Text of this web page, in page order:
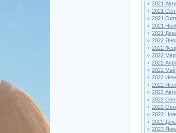
2021
2021
2021
2021
2021
2022
2022
2022
2022
2022 Май
2022
2022
2022
2022
2022
2022
2022
2023